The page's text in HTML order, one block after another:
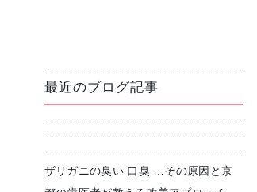
・小児歯科 予防歯科・クリーニング
最近のブログ記事
ザリガニの臭い 口臭 …その原因と京